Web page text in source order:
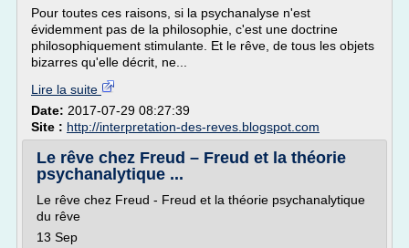
Pour toutes ces raisons, si la psychanalyse n'est
évidemment pas de la philosophie, c'est une doctrine
philosophiquement stimulante. Et le rêve, de tous les objets
bizarres qu'elle décrit, ne...
Lire la suite
Date: 2017-07-29 08:27:39
Site : http://interpretation-des-reves.blogspot.com
Le rêve chez Freud – Freud et la théorie
psychanalytique ...
Le rêve chez Freud - Freud et la théorie psychanalytique
du rêve
13 Sep